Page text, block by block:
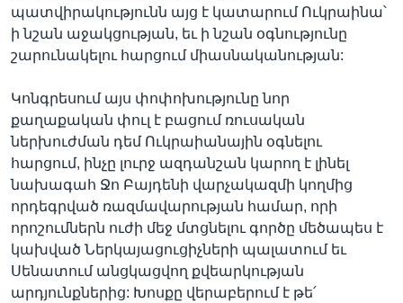
պատվիրակությունն այց է կատարում Ուկրաինա՝
ի նշան աջակցության, եւ ի նշան օգնությունը
շարունակելու հարցում միասնականության:
Կոնգրեսում այս փոփոխությունը նոր
քաղաքական փուլ է բացում ռուսական
ներխուժման դեմ Ուկրաիանային օգնելու
հարցում, ինչը լուրջ ազդանշան կարող է լինել
նախագահ Ջո Բայդենի վարչակազմի կողմից
որդեգրված ռազմավարության համար, որի
որոշումներն ուժի մեջ մտցնելու գործը մեծապես է
կախված Ներկայացուցիչների պալատում եւ
Սենատում անցկացվող քվեարկության
արդյունքներից: Խոսքը վերաբերում է թե՛